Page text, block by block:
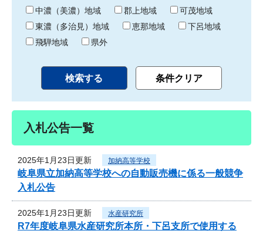
中濃（美濃）地域
郡上地域
可茂地域
東濃（多治見）地域
恵那地域
下呂地域
飛騨地域
県外
入札公告一覧
2025年1月23日更新 加納高等学校
岐阜県立加納高等学校への自動販売機に係る一般競争
入札公告
2025年1月23日更新 水産研究所
R7年度岐阜県水産研究所本所・下呂支所で使用する